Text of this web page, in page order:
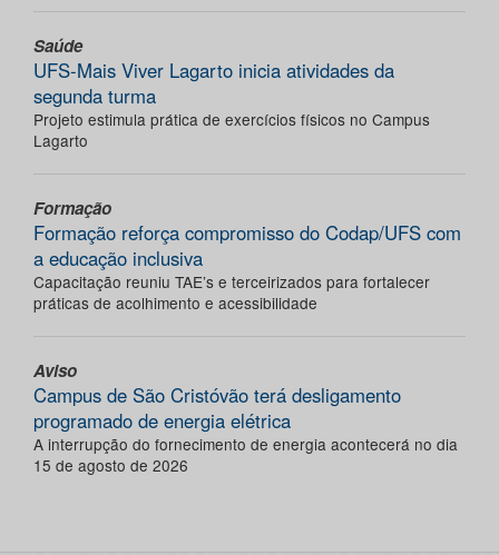
Saúde
UFS-Mais Viver Lagarto inicia atividades da
segunda turma
Projeto estimula prática de exercícios físicos no Campus
Lagarto
Formação
Formação reforça compromisso do Codap/UFS com
a educação inclusiva
Capacitação reuniu TAE’s e terceirizados para fortalecer
práticas de acolhimento e acessibilidade
Aviso
Campus de São Cristóvão terá desligamento
programado de energia elétrica
A interrupção do fornecimento de energia acontecerá no dia
15 de agosto de 2026